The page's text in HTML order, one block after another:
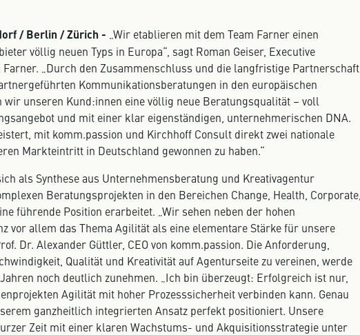
/ Berlin / Zürich - „Wir etablieren mit dem Team Farner einen
völlig neuen Typs in Europa“, sagt Roman Geiser, Executive
Farner. „Durch den Zusammenschluss und die langfristige Partnerschaft
Kommunikationsberatungen in den europäischen
unseren Kund:innen eine völlig neue Beratungsqualität – voll
und mit einer klar eigenständigen, unternehmerischen DNA.
mit komm.passion und Kirchhoff Consult direkt zwei nationale
Markteintritt in Deutschland gewonnen zu haben.“
als Synthese aus Unternehmensberatung und Kreativagentur
Beratungsprojekten in den Bereichen Change, Health, Corporate,
führende Position erarbeitet. „Wir sehen neben der hohen
vor allem das Thema Agilität als eine elementare Stärke für unsere
Dr. Alexander Güttler, CEO von komm.passion. Die Anforderung,
Qualität und Kreativität auf Agenturseite zu vereinen, werde
noch deutlich zunehmen. „Ich bin überzeugt: Erfolgreich ist nur,
Agilität mit hoher Prozesssicherheit verbinden kann. Genau
ganzheitlich integrierten Ansatz perfekt positioniert. Unsere
Zeit mit einer klaren Wachstums- und Akquisitionsstrategie unter